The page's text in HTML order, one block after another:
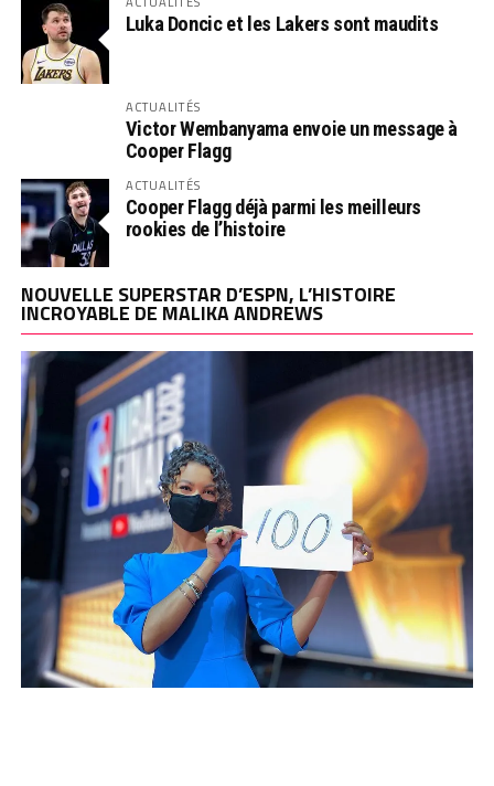
Luka Doncic et les Lakers sont maudits
ACTUALITÉS
Victor Wembanyama envoie un message à
Cooper Flagg
ACTUALITÉS
Cooper Flagg déjà parmi les meilleurs
rookies de l’histoire
NOUVELLE SUPERSTAR D’ESPN, L’HISTOIRE
INCROYABLE DE MALIKA ANDREWS